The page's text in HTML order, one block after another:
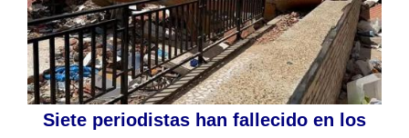
Siete periodistas han fallecido en los